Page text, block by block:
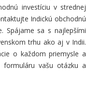
investíciu v strednej
Indickú obchodnú
. Spájame sa s najlepšími
trhu ako aj v Indii.
o každom priemysle a
formuláru vašu otázku a